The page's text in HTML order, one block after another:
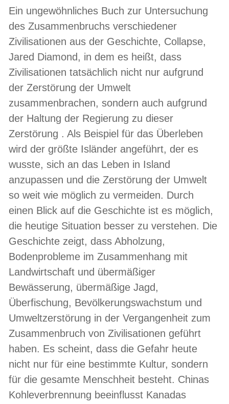
Ein ungewöhnliches Buch zur Untersuchung
des Zusammenbruchs verschiedener
Zivilisationen aus der Geschichte, Collapse,
Jared Diamond, in dem es heißt, dass
Zivilisationen tatsächlich nicht nur aufgrund
der Zerstörung der Umwelt
zusammenbrachen, sondern auch aufgrund
der Haltung der Regierung zu dieser
Zerstörung . Als Beispiel für das Überleben
wird der größte Isländer angeführt, der es
wusste, sich an das Leben in Island
anzupassen und die Zerstörung der Umwelt
so weit wie möglich zu vermeiden. Durch
einen Blick auf die Geschichte ist es möglich,
die heutige Situation besser zu verstehen. Die
Geschichte zeigt, dass Abholzung,
Bodenprobleme im Zusammenhang mit
Landwirtschaft und übermäßiger
Bewässerung, übermäßige Jagd,
Überfischung, Bevölkerungswachstum und
Umweltzerstörung in der Vergangenheit zum
Zusammenbruch von Zivilisationen geführt
haben. Es scheint, dass die Gefahr heute
nicht nur für eine bestimmte Kultur, sondern
für die gesamte Menschheit besteht. Chinas
Kohleverbrennung beeinflusst Kanadas